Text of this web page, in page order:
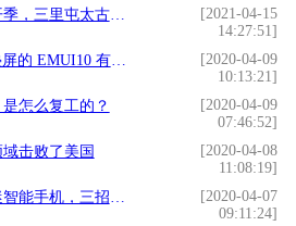
古里潮流实验室全揭秘打卡
[2021-04-15
14:27:51]
有何特别之处
[2020-04-09
10:13:21]
怎么复工的？
[2020-04-09
07:46:52]
击败了美国
[2020-04-08
11:08:19]
三招让他们快速脱坑！
[2020-04-07
09:11:24]